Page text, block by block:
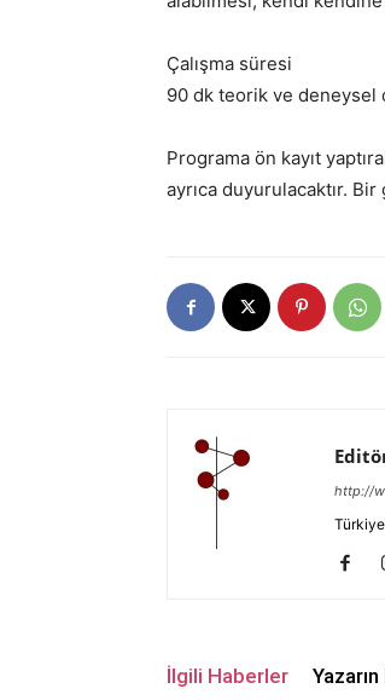
Çalışma süresi
90 dk teorik ve deneysel
Programa ön kayıt
ayrıca duyurulacaktır. Bir
http://
İlgili Haberler